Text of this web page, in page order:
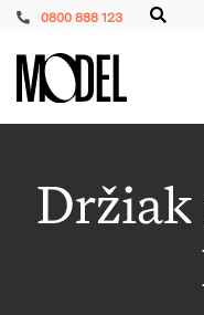
0800 888 123
PackShop